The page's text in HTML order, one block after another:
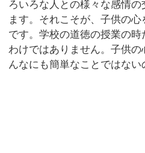
ろいろな人との様々な感情
ます。それこそが、子供の
です。学校の道徳の授業の
わけではありません。子供
んなにも簡単なことではない